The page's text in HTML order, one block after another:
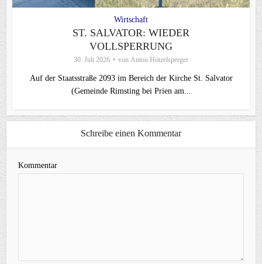
Wirtschaft
ST. SALVATOR: WIEDER
VOLLSPERRUNG
30. Juli 2026 von Anton Hötzelsperger
Auf der Staatsstraße 2093 im Bereich der Kirche St. Salvator
(Gemeinde Rimsting bei Prien am...
Schreibe einen Kommentar
Kommentar